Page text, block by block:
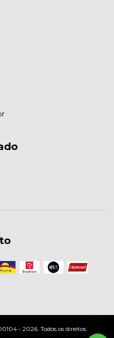
- 2026. Todos os direitos